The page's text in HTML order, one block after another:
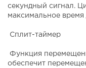
секундный сигнал.
максимальное время
Сплит-таймер
Функция
обеспечит